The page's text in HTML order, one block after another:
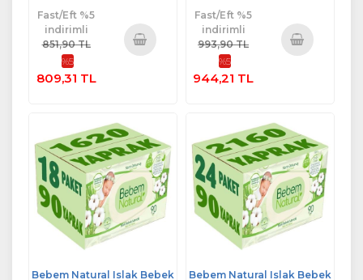
Fast/Eft %5
indirimli
851,90 TL
%5
809,31 TL
Fast/Eft %5
indirimli
993,90 TL
%5
944,21 TL
Bebem Natural Islak Bebek Bebem Natural Islak Bebek